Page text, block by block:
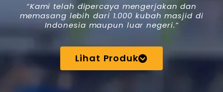
“Kami telah dipercaya mengerjakan dan
memasang lebih dari 1.000 kubah masjid di
Indonesia maupun luar negeri.”
Lihat Produk